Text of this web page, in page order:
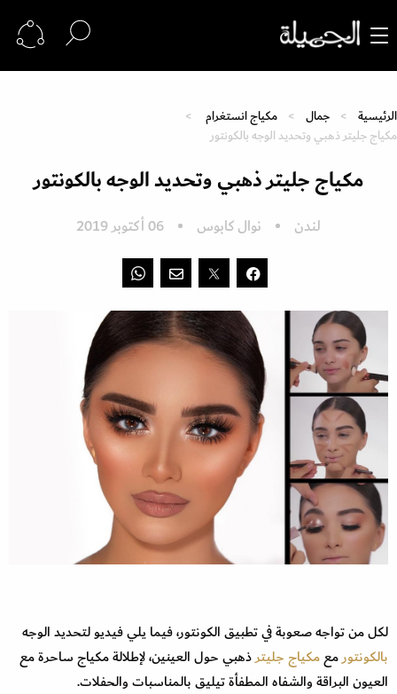
الرئيسية جمال
مكياج انستغرام
مكياج جليتر ذهبي وتحديد الوجه بالكونتور
مكياج جليتر ذهبي وتحديد الوجه بالكونتور
لندن نوال كابوس 06 أكتوبر 2019
لكل من تواجه صعوبة في تطبيق الكونتور، فيما يلي فيديو لتحديد الوجه
بالكونتورمعمكياج جليترذهبي حول العينين، لإطلالة مكياج ساحرة مع
العيون البراقة والشفاه المطفأة تيليق بالمناسبات والحفلات.